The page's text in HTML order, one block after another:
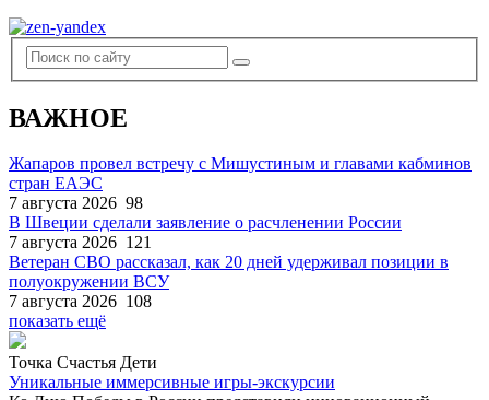
ВАЖНОЕ
Жапаров провел встречу с Мишустиным и главами кабминов
стран ЕАЭС
7 августа 2026 98
В Швеции сделали заявление о расчленении России
7 августа 2026 121
Ветеран СВО рассказал, как 20 дней удерживал позиции в
полуокружении ВСУ
7 августа 2026 108
показать ещё
Точка Счастья Дети
Уникальные иммерсивные игры-экскурсии